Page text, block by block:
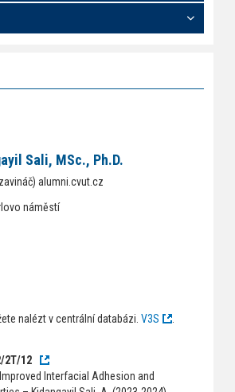
Sali, MSc., Ph.D.
alumni.cvut.cz
náměstí
nalézt v centrální databázi. V3S .
2T/12
Interfacial Adhesion and